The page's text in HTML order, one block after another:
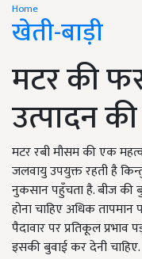
Home
खेती-बाड़ी
मटर की
उत्पादन
मटर रबी मौसम की एक
जलवायु उपयुक्त रहती है
नुकसान पहुँचता है. बीज की
होना चाहिए अधिक
पैदावार पर प्रतिकूल
इसकी बुवाई कर देनी चाहिए.